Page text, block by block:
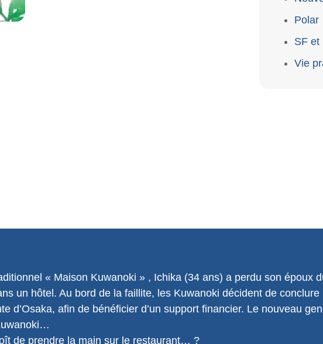
Polar
SF et
Vie
« Maison Kuwanoki » , Ichika (34 ans) a perdu son époux
un hôtel. Au bord de la faillite, les Kuwanoki décident de
d’Osaka, afin de bénéficier d’un support financier. Le nouveau
de prendre la main sur le restaurant… ?